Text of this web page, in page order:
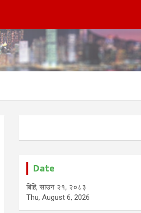
Date
बिहि, साउन २१, २०८३
Thu, August 6, 2026